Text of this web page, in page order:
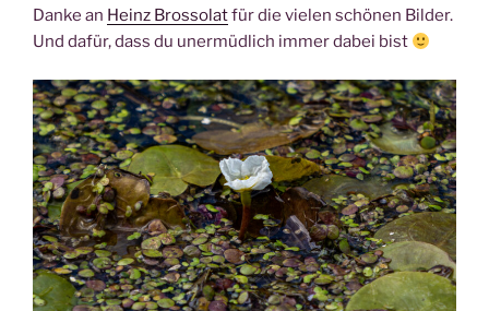
Danke an Heinz Brossolatfür die vielen schönen Bilder.
Und dafür, dass du unermüdlich immer dabei bist